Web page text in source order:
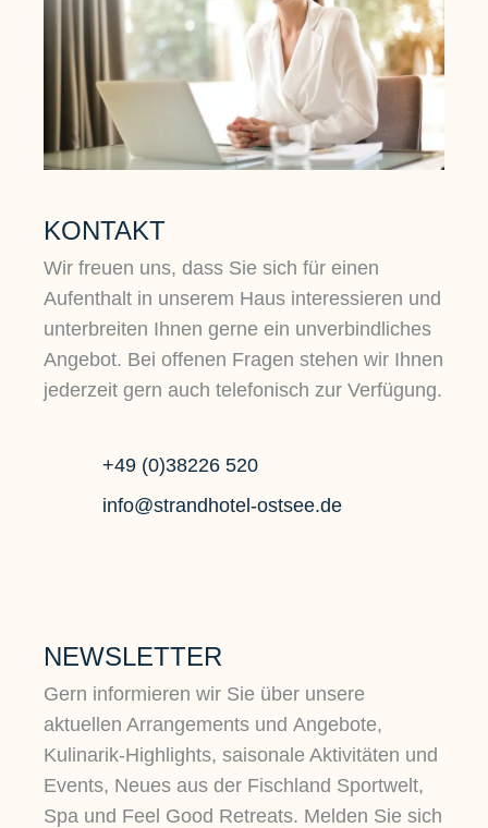
KONTAKT
Wir freuen uns, dass Sie sich für einen
Aufenthalt in unserem Haus interessieren und
unterbreiten Ihnen gerne ein unverbindliches
Angebot. Bei offenen Fragen stehen wir Ihnen
jederzeit gern auch telefonisch zur Verfügung.
+49 (0)38226 520
info@strandhotel-ostsee.de
NEWSLETTER
Gern informieren wir Sie über unsere
aktuellen Arrangements und Angebote,
Kulinarik-Highlights, saisonale Aktivitäten und
Events, Neues aus der Fischland Sportwelt,
Spa und Feel Good Retreats. Melden Sie sich